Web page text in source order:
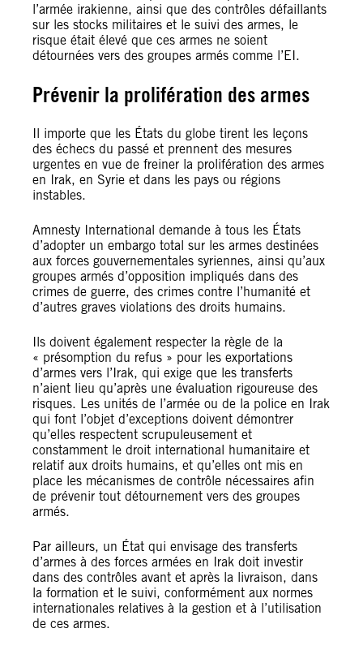
l’armée irakienne, ainsi que des contrôles défaillants
sur les stocks militaires et le suivi des armes, le
risque était élevé que ces armes ne soient
détournées vers des groupes armés comme l’EI.
Prévenir la prolifération des armes
Il importe que les États du globe tirent les leçons
des échecs du passé et prennent des mesures
urgentes en vue de freiner la prolifération des armes
en Irak, en Syrie et dans les pays ou régions
instables.
Amnesty International demande à tous les États
d’adopter un embargo total sur les armes destinées
aux forces gouvernementales syriennes, ainsi qu’aux
groupes armés d’opposition impliqués dans des
crimes de guerre, des crimes contre l’humanité et
d’autres graves violations des droits humains.
Ils doivent également respecter la règle de la
« présomption du refus » pour les exportations
d’armes vers l’Irak, qui exige que les transferts
n’aient lieu qu’après une évaluation rigoureuse des
risques. Les unités de l’armée ou de la police en Irak
qui font l’objet d’exceptions doivent démontrer
qu’elles respectent scrupuleusement et
constamment le droit international humanitaire et
relatif aux droits humains, et qu’elles ont mis en
place les mécanismes de contrôle nécessaires afin
de prévenir tout détournement vers des groupes
armés.
Par ailleurs, un État qui envisage des transferts
d’armes à des forces armées en Irak doit investir
dans des contrôles avant et après la livraison, dans
la formation et le suivi, conformément aux normes
internationales relatives à la gestion et à l’utilisation
de ces armes.